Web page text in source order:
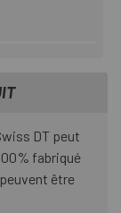
DT peut
fabriqué
être